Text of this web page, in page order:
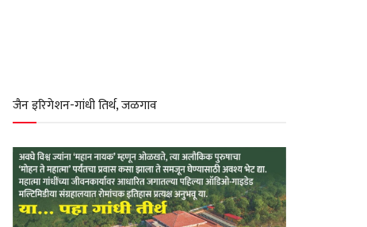
जैन इरिगेशन-गांधी तिर्थ, जळगाव